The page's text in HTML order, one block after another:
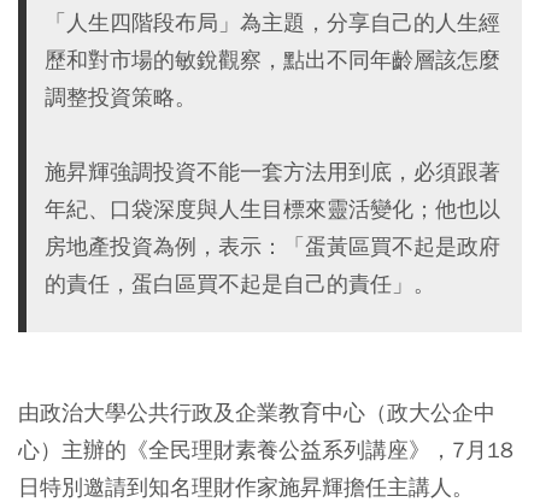
「人生四階段布局」為主題，分享自己的人生經
歷和對市場的敏銳觀察，點出不同年齡層該怎麼
調整投資策略。
施昇輝強調投資不能一套方法用到底，必須跟著
年紀、口袋深度與人生目標來靈活變化；他也以
房地產投資為例，表示：「蛋黃區買不起是政府
的責任，蛋白區買不起是自己的責任」。
由政治大學公共行政及企業教育中心（政大公企中
心）主辦的《全民理財素養公益系列講座》，7月18
日特別邀請到知名理財作家施昇輝擔任主講人。